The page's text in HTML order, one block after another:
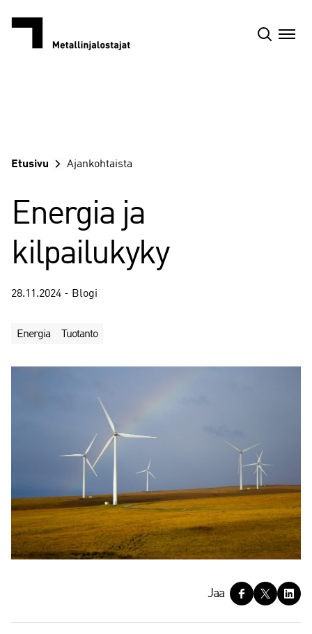
Etusivu Ajankohtaista
Energia ja
kilpailukyky
28.11.2024 - Blogi
Energia Tuotanto
a
Jaa